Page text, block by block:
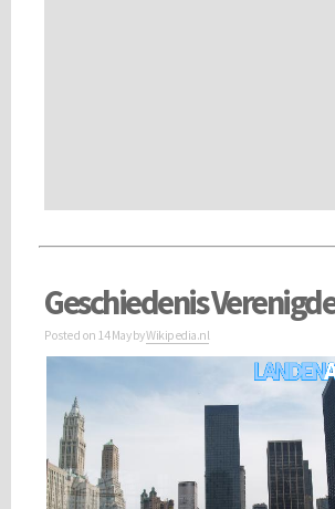
Geschiedenis
Posted on 14 MaybyWikipedia.nl